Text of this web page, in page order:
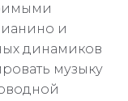
и
динамиков
музыку